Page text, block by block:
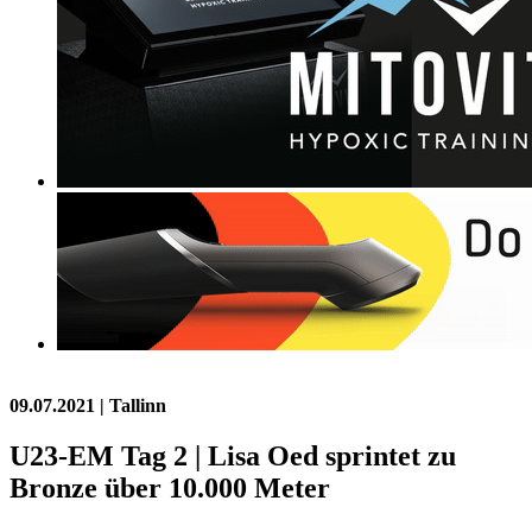
09.07.2021 | Tallinn
U23-EM Tag 2 | Lisa Oed sprintet zu
Bronze über 10.000 Meter